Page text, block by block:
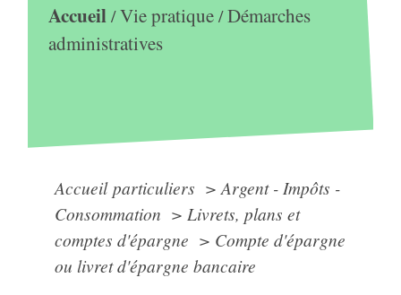
Accueil/Vie pratique/Démarches
administratives
Accueil particuliers > Argent - Impôts -
Consommation > Livrets, plans et
comptes d'épargne > Compte d'épargne
ou livret d'épargne bancaire